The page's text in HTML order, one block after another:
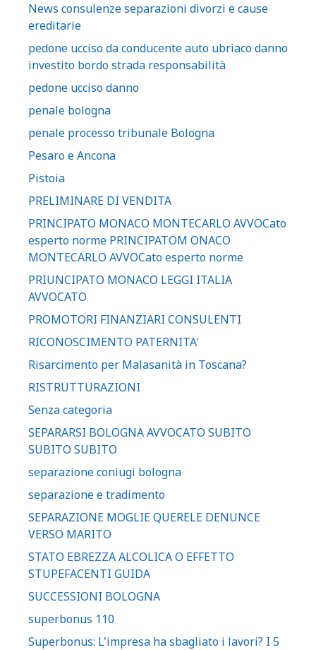
News consulenze separazioni divorzi e cause
ereditarie
pedone ucciso da conducente auto ubriaco danno
investito bordo strada responsabilità
pedone ucciso danno
penale bologna
penale processo tribunale Bologna
Pesaro e Ancona
Pistoia
PRELIMINARE DI VENDITA
PRINCIPATO MONACO MONTECARLO AVVOCato
esperto norme PRINCIPATOM ONACO
MONTECARLO AVVOCato esperto norme
PRIUNCIPATO MONACO LEGGI ITALIA
AVVOCATO
PROMOTORI FINANZIARI CONSULENTI
RICONOSCIMENTO PATERNITA'
Risarcimento per Malasanità in Toscana?
RISTRUTTURAZIONI
Senza categoria
SEPARARSI BOLOGNA AVVOCATO SUBITO
SUBITO SUBITO
separazione coniugi bologna
separazione e tradimento
SEPARAZIONE MOGLIE QUERELE DENUNCE
VERSO MARITO
STATO EBREZZA ALCOLICA O EFFETTO
STUPEFACENTI GUIDA
SUCCESSIONI BOLOGNA
superbonus 110
Superbonus: L'impresa ha sbagliato i lavori? I 5